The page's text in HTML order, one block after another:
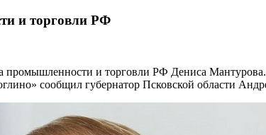
и торговли РФ
промышленности и торговли РФ Дениса
сообщил губернатор Псковской области